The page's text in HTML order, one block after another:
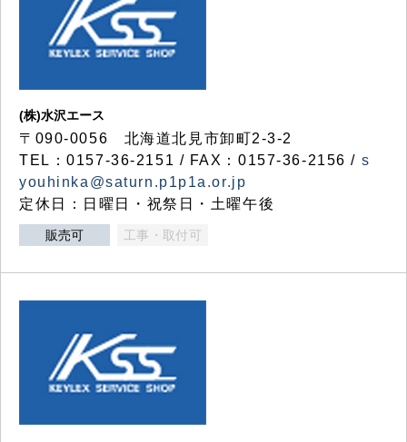
(株)水沢エース
〒090-0056 北海道北見市卸町2-3-2
TEL：0157-36-2151 / FAX：0157-36-2156 / s
youhinka@saturn.p1p1a.or.jp
定休日：日曜日・祝祭日・土曜午後
販売可 工事・取付可